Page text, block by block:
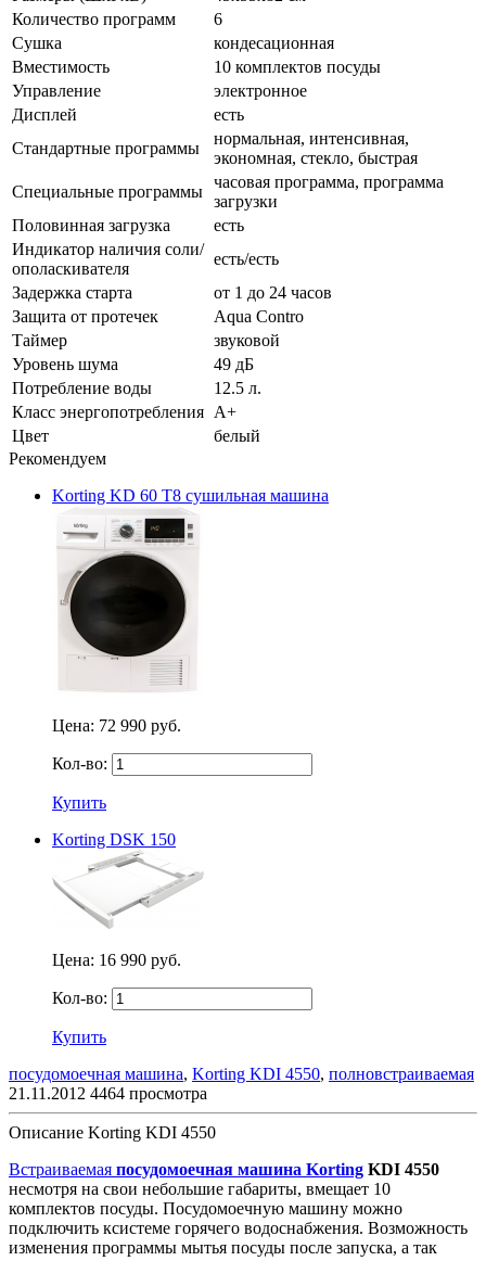
Количество программ
6
Сушка
кондесационная
Вместимость
10 комплектов посуды
Управление
электронное
Дисплей
есть
Стандартные программы
нормальная, интенсивная,
экономная, стекло, быстрая
Специальные программы
часовая программа, программа
загрузки
Половинная загрузка
есть
Индикатор наличия соли/
ополаскивателя
есть/есть
Задержка старта
от 1 до 24 часов
Защита от протечек
Aqua Contro
Таймер
звуковой
Уровень шума
49 дБ
Потребление воды
12.5 л.
Класс энергопотребления А+
Цвет
белый
Рекомендуем
Korting KD 60 T8 сушильная машина
Цена: 72 990 руб.
Кол-во:
Купить
Korting DSK 150
Цена: 16 990 руб.
Кол-во:
Купить
посудомоечная машина, Korting KDI 4550, полновстраиваемая
21.11.2012 4464 просмотра
Описание Korting KDI 4550
Встраиваемая посудомоечная машина Korting KDI 4550
несмотря на свои небольшие габариты, вмещает 10
комплектов посуды. Посудомоечную машину можно
подключить ксистеме горячего водоснабжения. Возможность
изменения программы мытья посуды после запуска, а так